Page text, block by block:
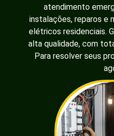
atendimento
instalações, reparos e
elétricos residenciais.
alta qualidade, com
Para resolver seus